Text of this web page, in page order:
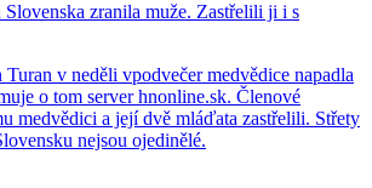
Slovenska zranila muže. Zastřelili ji i s
v neděli vpodvečer medvědice napadla
o tom server hnonline.sk. Členové
medvědici a její dvě mláďata zastřelili. Střety
nejsou ojedinělé.